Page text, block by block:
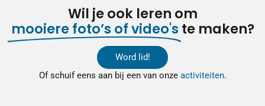
Wil je ook leren om
mooiere foto’s of video's te maken?
Word lid!
Of schuif eens aan bij een van onze activiteiten.